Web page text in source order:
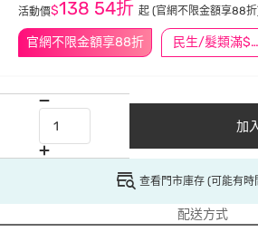
官網不限金額享88折 民生/髮類滿$388送舒潔冰巾
活動價$138 54折 起 (官網不限金額享88
加
查看門市庫存 (可能有時
配送方式